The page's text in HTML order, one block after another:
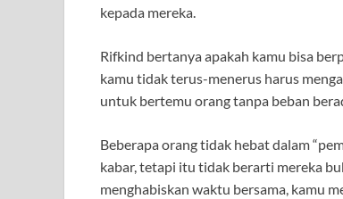
kepada mereka.
Rifkind bertanya apakah kamu bisa
kamu tidak terus-menerus harus
untuk bertemu orang tanpa beban
Beberapa orang tidak hebat dalam
kabar, tetapi itu tidak berarti mereka
menghabiskan waktu bersama, kamu